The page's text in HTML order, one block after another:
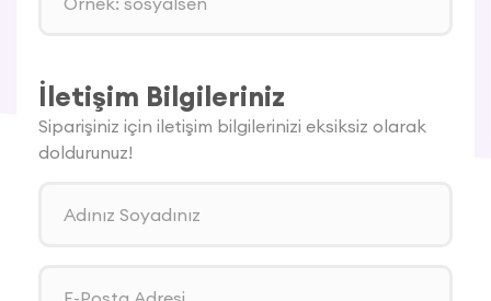
İletişim Bilgileriniz
Siparişiniz için iletişim bilgilerinizi eksiksiz olarak
doldurunuz!